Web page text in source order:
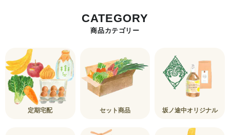
CATEGORY
商品カテゴリー
定期宅配 セット商品 坂ノ途中オリジナル